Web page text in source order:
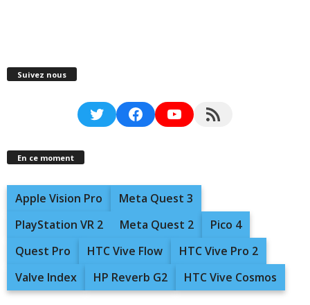
Suivez nous
TwitterFacebookYouTubeRSS Feed
En ce moment
Apple Vision Pro
Meta Quest 3
PlayStation VR 2
Meta Quest 2
Pico 4
Quest Pro
HTC Vive Flow
HTC Vive Pro 2
Valve Index
HP Reverb G2 HTC Vive Cosmos